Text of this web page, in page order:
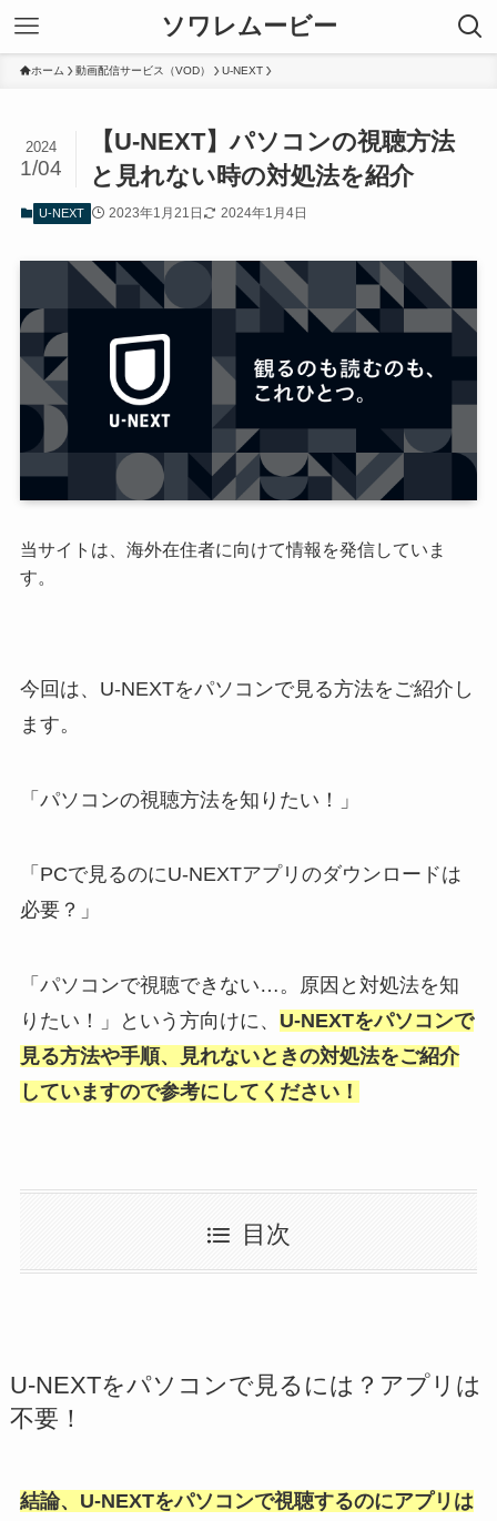
ソワレムービー
ホーム 動画配信サービス（VOD） U-NEXT
【U-NEXT】パソコンの視聴方法
と見れない時の対処法を紹介
2024
1/04
U-NEXT 2023年1月21日 2024年1月4日
当サイトは、海外在住者に向けて情報を発信していま
す。
今回は、U-NEXTをパソコンで見る方法をご紹介し
ます。
「パソコンの視聴方法を知りたい！」
「PCで見るのにU-NEXTアプリのダウンロードは
必要？」
「パソコンで視聴できない…。原因と対処法を知
りたい！」
という方向けに、 U-NEXTをパソコンで
見る方法や手順、見れないときの対処法をご紹介
していますので参考にしてください！
目次
U-NEXTをパソコンで見るには？アプリは
不要！
結論、U-NEXTをパソコンで視聴するのにアプリは